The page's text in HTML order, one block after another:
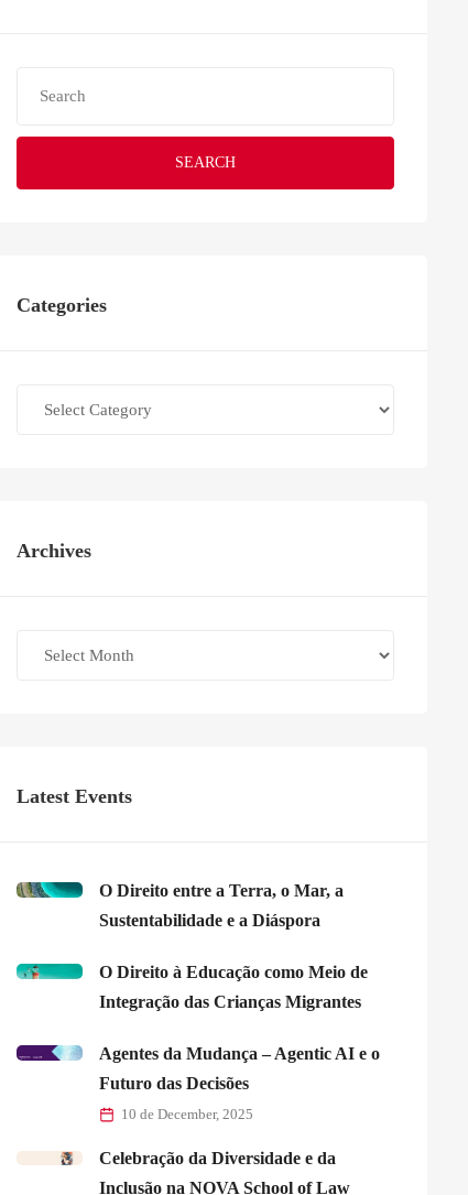
SEARCH
Categories
Archives
Latest Events
O Direito entre a Terra, o Mar, a
Sustentabilidade e a Diáspora
O Direito à Educação como Meio de
Integração das Crianças Migrantes
Agentes da Mudança – Agentic AI e o
Futuro das Decisões
10 de December, 2025
Celebração da Diversidade e da
Inclusão na NOVA School of Law